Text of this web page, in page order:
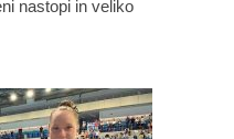
nastopi in veliko